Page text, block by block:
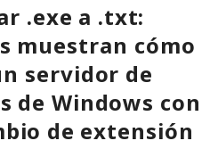
.exe a .txt:
muestran cómo
servidor de
de Windows con
de extensión